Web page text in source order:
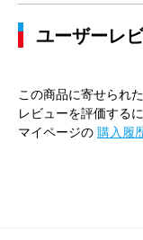
ユーザーレ
この商品に寄せられ
レビューを評価する
マイページの 購入履